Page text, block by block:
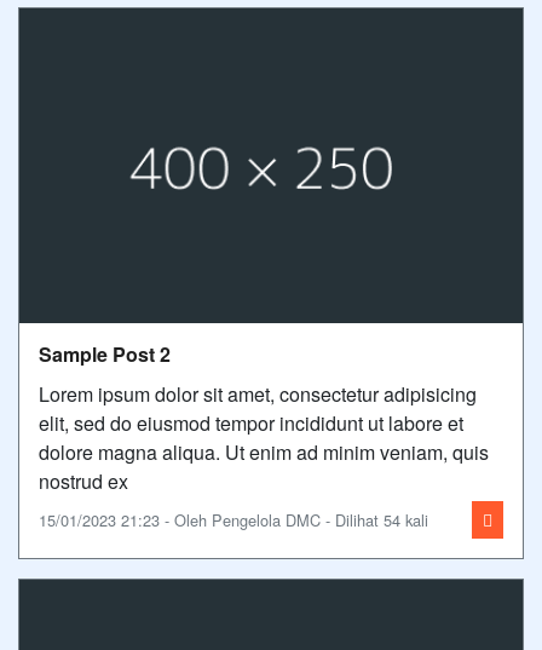
Sample Post 2
Lorem ipsum dolor sit amet, consectetur adipisicing
elit, sed do eiusmod tempor incididunt ut labore et
dolore magna aliqua. Ut enim ad minim veniam, quis
nostrud ex
15/01/2023 21:23 - Oleh Pengelola DMC - Dilihat 54 kali